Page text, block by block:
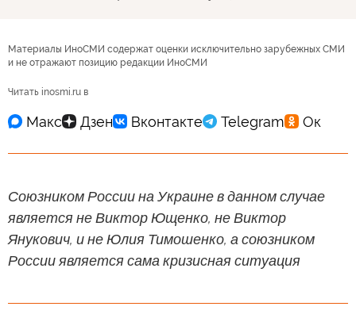
Материалы ИноСМИ содержат оценки исключительно зарубежных СМИ
и не отражают позицию редакции ИноСМИ
Читать inosmi.ru в
Союзником России на Украине в данном случае
является не Виктор Ющенко, не Виктор
Янукович, и не Юлия Тимошенко, а союзником
России является сама кризисная ситуация